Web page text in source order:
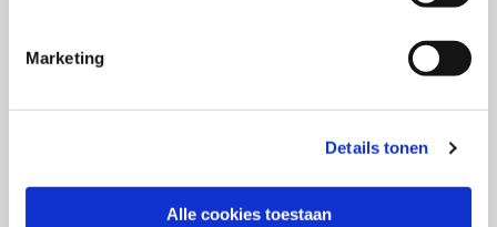
Marketing
Details tonen
Alle cookies toestaan
Meer over dit onderwerp
Lees